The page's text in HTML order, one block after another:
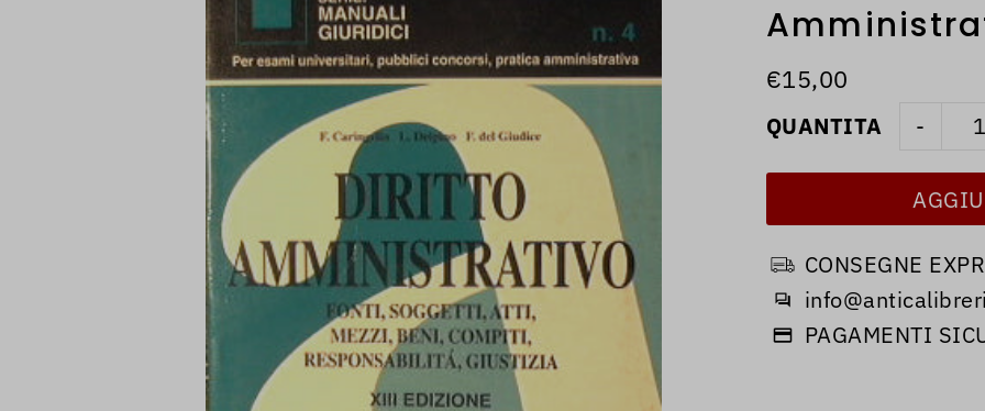
€15,00
QUANTITA -
CONSEGNE
PAGAMENTI